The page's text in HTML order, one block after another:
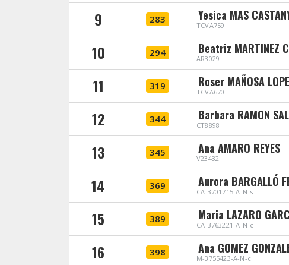
9 283 Yesica MAS
TCVA759
10 294 Beatriz MARTINEZ
AR3029
11 319 Roser MAÑOSA
TCVA670
12 344 Barbara RAMON
CT8898
13 345 Ana AMARO REYES
V23432
14 369 Aurora BARGALLÓ
CA-3701715-A-N-s
15 389 Maria LAZARO
CA-3763221-A-N-c
16 398 Ana GOMEZ
M-3755423-A-N-c